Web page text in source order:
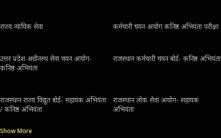
राज्य न्यायिक सेवा कर्मचारी चयन आयोग कनिष्ठ अभियंता परीक्षा
उत्तर प्रदेश अधीनस्थ सेवा चयन आयोग-
कनिष्ठ अभियंता
राजस्थान कर्मचारी चयन बोर्ड- कनिष्ठ अभियंता
राजस्थान राज्य विद्युत बोर्ड- सहायक अभियंता
/ कनिष्ठ अभियंता
राजस्थान लोक सेवा आयोग- सहायक
अभियंता
Show More